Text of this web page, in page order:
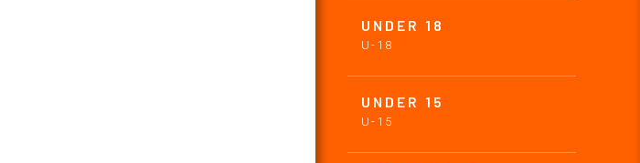
UNDER 18
U-18
UNDER 15
U-15